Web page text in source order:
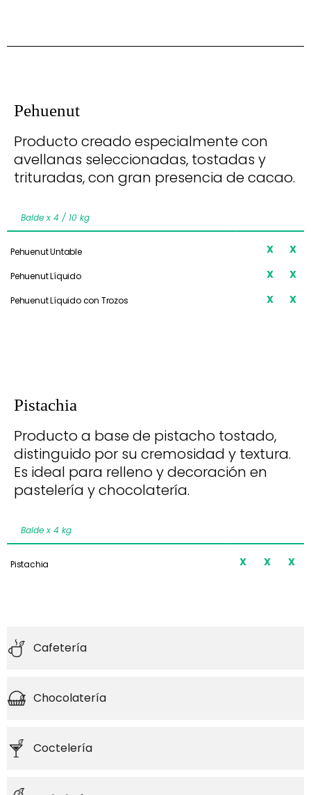
Pehuenut
Producto creado especialmente con
avellanas seleccionadas, tostadas y
trituradas, con gran presencia de cacao.
Balde x 4 / 10 kg
Pehuenut Untable
Pehuenut Líquido
Pehuenut Líquido con Trozos
X
X
X
X
X
X
Pistachia
Producto a base de pistacho tostado,
distinguido por su cremosidad y textura.
Es ideal para relleno y decoración en
pastelería y chocolatería.
Balde x 4 kg
Pistachia X X X
Cafetería
Chocolatería
Coctelería